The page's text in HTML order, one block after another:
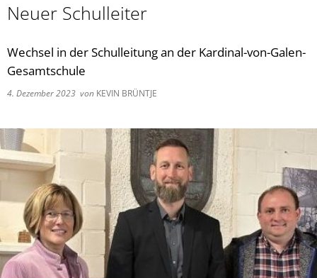
Neuer Schulleiter
Wechsel in der Schulleitung an der Kardinal-von-Galen-
Gesamtschule
4. Dezember 2023 von KEVIN BRÜNTJE